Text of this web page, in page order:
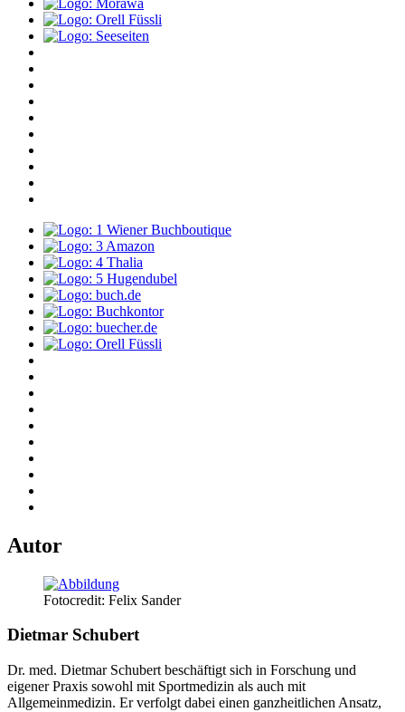
Autor
Fotocredit: Felix Sander
Dietmar Schubert
Dr. med. Dietmar Schubert beschäftigt sich in Forschung und
eigener Praxis sowohl mit Sportmedizin als auch mit
Allgemeinmedizin. Er verfolgt dabei einen ganzheitlichen Ansatz,